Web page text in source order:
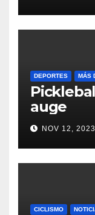
DEPORTES MÁS
auge
NOV 12, 2023
CICLISMO